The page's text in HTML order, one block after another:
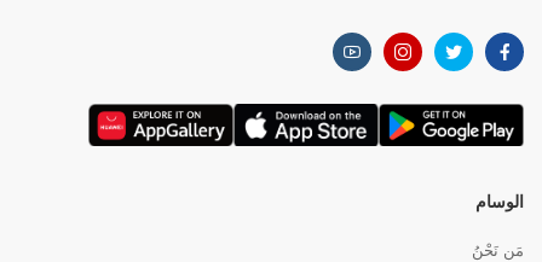
الوسام
مَن نَحْنُ